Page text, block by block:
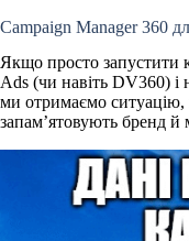
Campaign Manager 360
Якщо просто запустити
Ads (чи навіть DV360) і
ми отримаємо ситуацію,
запам’ятовують бренд й